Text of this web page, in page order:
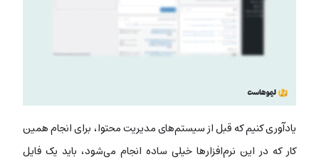
یادآوری کنیم که قبل از سیستم‌های مدیریت محتوا، برای انجام همین
کار که در این نرم‌افزارها خیلی ساده انجام می‌شود، باید یک فایل